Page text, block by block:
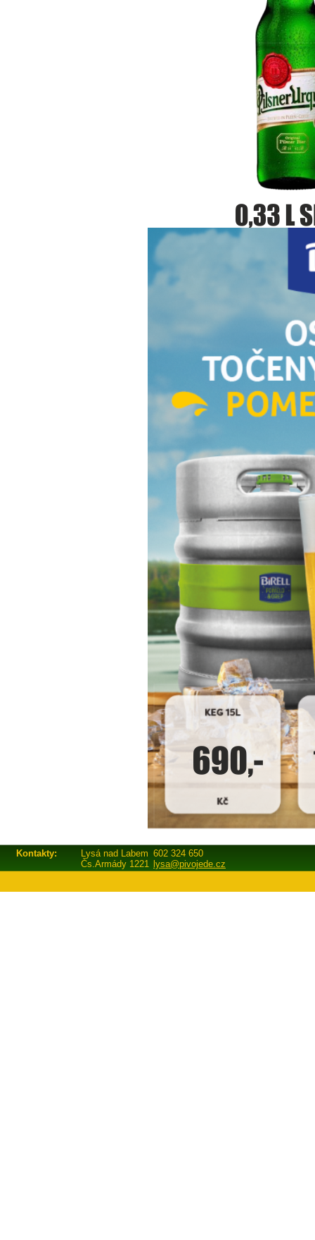
Kontakty: Lysá nad Labem 602 324 650
Čs.Armády 1221 lysa@pivojede.cz